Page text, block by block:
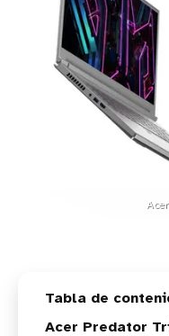
Acer Predator